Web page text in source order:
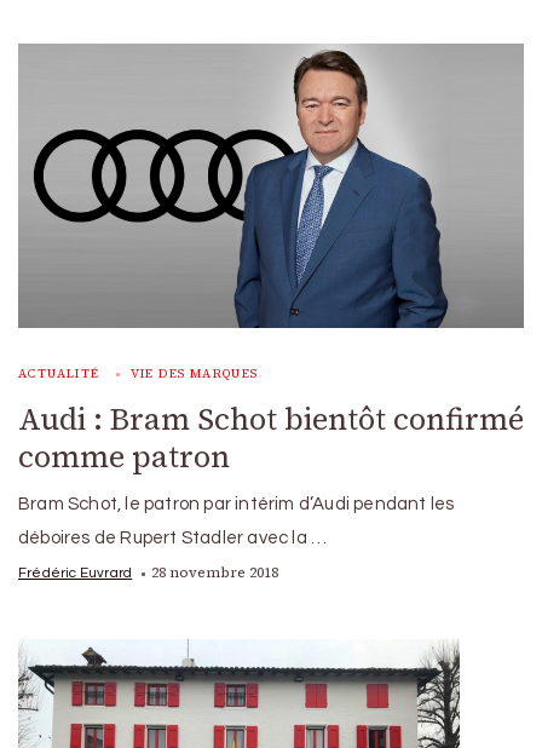
ACTUALITÉ VIE DES MARQUES
Audi : Bram Schot bientôt confirmé
comme patron
Bram Schot, le patron par intérim d’Audi pendant les
déboires de Rupert Stadler avec la …
Frédéric Euvrard 28 novembre 2018